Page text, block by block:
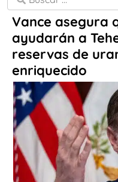
Vance asegura
ayudarán a
reservas de
enriquecido